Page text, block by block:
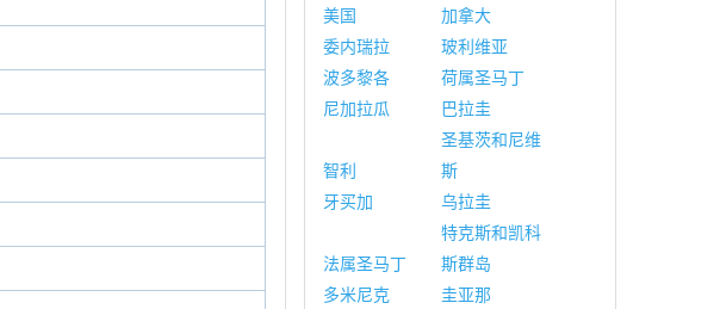
美国
加拿大
委内瑞拉
玻利维亚
波多黎各
荷属圣马丁
尼加拉瓜
巴拉圭
智利
圣基茨和尼维
斯
牙买加
乌拉圭
法属圣马丁
特克斯和凯科
斯群岛
多米尼克
圭亚那